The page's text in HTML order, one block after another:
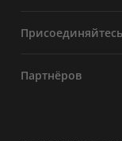
Партнёров